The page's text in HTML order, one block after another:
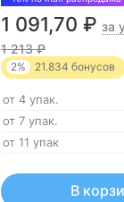
1 091,70 ₽ за
1 213₽
2% 21.834 бонусов
от 4 упак.
от 7 упак.
от 11 упак
В